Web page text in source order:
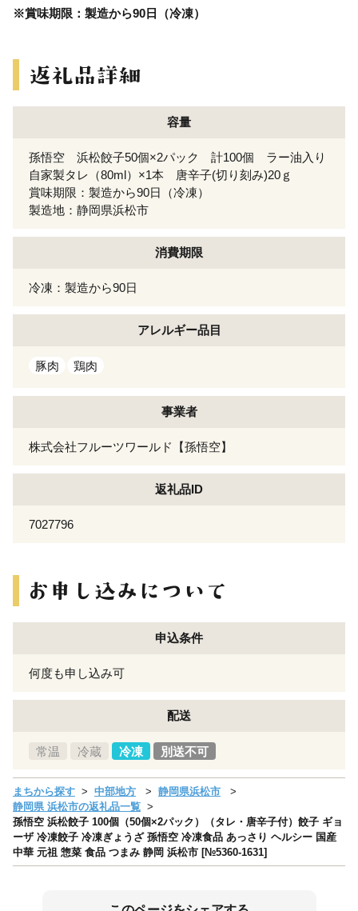
※賞味期限：製造から90日（冷凍）
容量
孫悟空 浜松餃子50個×2パック 計100個 ラー油入り
自家製タレ（80ml）×1本 唐辛子(切り刻み)20ｇ
賞味期限：製造から90日（冷凍）
製造地：静岡県浜松市
消費期限
冷凍：製造から90日
アレルギー品目
豚肉 鶏肉
事業者
株式会社フルーツワールド【孫悟空】
返礼品ID
7027796
申込条件
何度も申し込み可
配送
常温 冷蔵 冷凍 別送不可
まちから探す 中部地方
静岡県浜松市
静岡県 浜松市の返礼品一覧
孫悟空 浜松餃子 100個（50個×2パック）（タレ・唐辛子付）餃子 ギョ
ーザ 冷凍餃子 冷凍ぎょうざ 孫悟空 冷凍食品 あっさり ヘルシー 国産
中華 元祖 惣菜 食品 つまみ 静岡 浜松市 [№5360-1631]